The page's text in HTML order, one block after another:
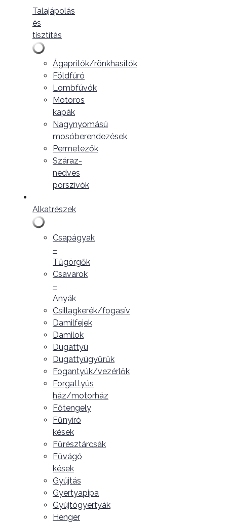
Talajápolás
és
tisztítás
Ágaprítók/rönkhasítók
Földfúró
Lombfúvók
Motoros
kapák
Nagynyomású
mosóberendezések
Permetezők
Száraz-
nedves
porszívók
Alkatrészek
Csapágyak
–
Tűgörgők
Csavarok
–
Anyák
Csillagkerék/fogasív
Damilfejek
Damilok
Dugattyú
Dugattyúgyűrűk
Fogantyúk/vezérlők
Forgattyús
ház/motorház
Főtengely
Fűnyíró
kések
Fűrésztárcsák
Fűvágó
kések
Gyújtás
Gyertyapipa
Gyújtógyertyák
Henger